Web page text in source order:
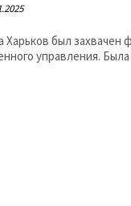
Харьков был
управления.